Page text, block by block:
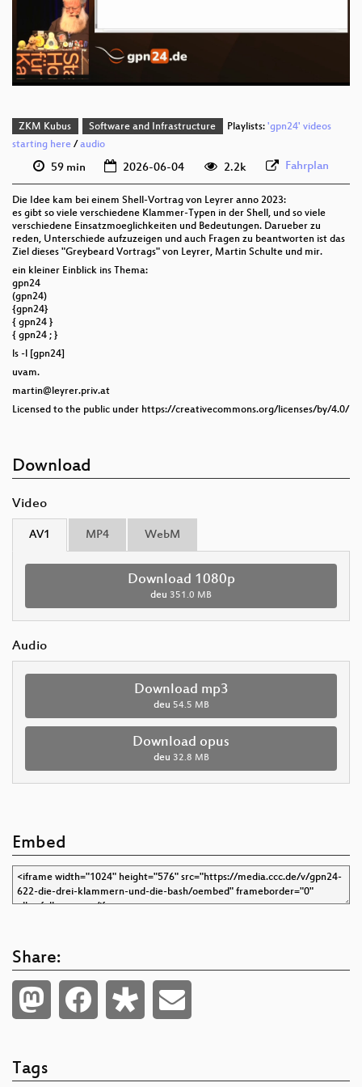
ZKM Kubus Software and Infrastructure Playlists: 'gpn24' videos
starting here /audio
59 min 2026-06-04 2.2k Fahrplan
Die Idee kam bei einem Shell-Vortrag von Leyrer anno 2023:
es gibt so viele verschiedene Klammer-Typen in der Shell, und so viele
verschiedene Einsatzmoeglichkeiten und Bedeutungen. Darueber zu
reden, Unterschiede aufzuzeigen und auch Fragen zu beantworten ist das
Ziel dieses "Greybeard Vortrags" von Leyrer, Martin Schulte und mir.
ein kleiner Einblick ins Thema:
gpn24
(gpn24)
{gpn24}
{ gpn24 }
{ gpn24 ; }
ls -l [gpn24]
uvam.
martin@leyrer.priv.at
Licensed to the public under https://creativecommons.org/licenses/by/4.0/
Download
Video
AV1 MP4 WebM
Download 1080p
deu 351.0 MB
Audio
Download mp3
deu 54.5 MB
Download opus
deu 32.8 MB
Embed
Share:
Tags